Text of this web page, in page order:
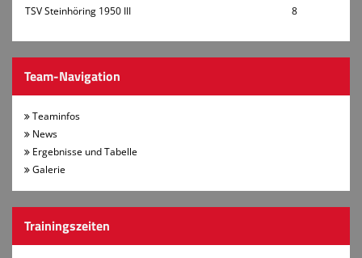
TSV Steinhöring 1950 III
8
Team-Navigation
Teaminfos
News
Ergebnisse und Tabelle
Galerie
Trainingszeiten